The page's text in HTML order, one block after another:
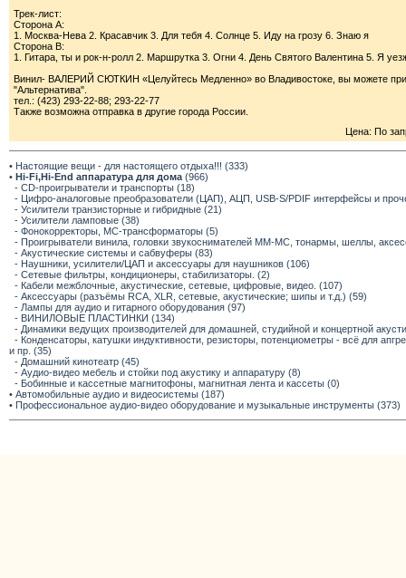
Трек-лист:
Сторона А:
1. Москва-Нева 2. Красавчик 3. Для тебя 4. Солнце 5. Иду на грозу 6. Знаю я
Сторона B:
1. Гитара, ты и рок-н-ролл 2. Маршрутка 3. Огни 4. День Святого Валентина 5. Я
Винил- ВАЛЕРИЙ СЮТКИН «Целуйтесь Медленно» во Владивостоке, вы можете
"Альтернатива".
тел.: (423) 293-22-88; 293-22-77
Также возможна отправка в другие города России.
Цена: По
• Настоящие вещи - для настоящего отдыха!!! (333)
• Hi-Fi,Hi-End аппаратура для дома (966)
- CD-проигрыватели и транспорты (18)
- Цифро-аналоговые преобразователи (ЦАП), АЦП, USB-S/PDIF интерфейсы и
- Усилители транзисторные и гибридные (21)
- Усилители ламповые (38)
- Фонокорректоры, МС-трансформаторы (5)
- Проигрыватели винила, головки звукоснимателей ММ-МС, тонармы, шеллы,
- Акустические системы и сабвуферы (83)
- Наушники, усилители/ЦАП и аксессуары для наушников (106)
- Сетевые фильтры, кондиционеры, стабилизаторы. (2)
- Кабели межблочные, акустические, сетевые, цифровые, видео. (107)
- Аксессуары (разъёмы RCA, XLR, сетевые, акустические; шипы и т.д.) (59)
- Лампы для аудио и гитарного оборудования (97)
- ВИНИЛОВЫЕ ПЛАСТИНКИ (134)
- Динамики ведущих производителей для домашней, студийной и концертной
- Конденсаторы, катушки индуктивности, резисторы, потенциометры - всё для
и пр. (35)
- Домашний кинотеатр (45)
- Аудио-видео мебель и стойки под акустику и аппаратуру (8)
- Бобинные и кассетные магнитофоны, магнитная лента и кассеты (0)
• Автомобильные аудио и видеосистемы (187)
• Профессиональное аудио-видео оборудование и музыкальные инструменты (373)